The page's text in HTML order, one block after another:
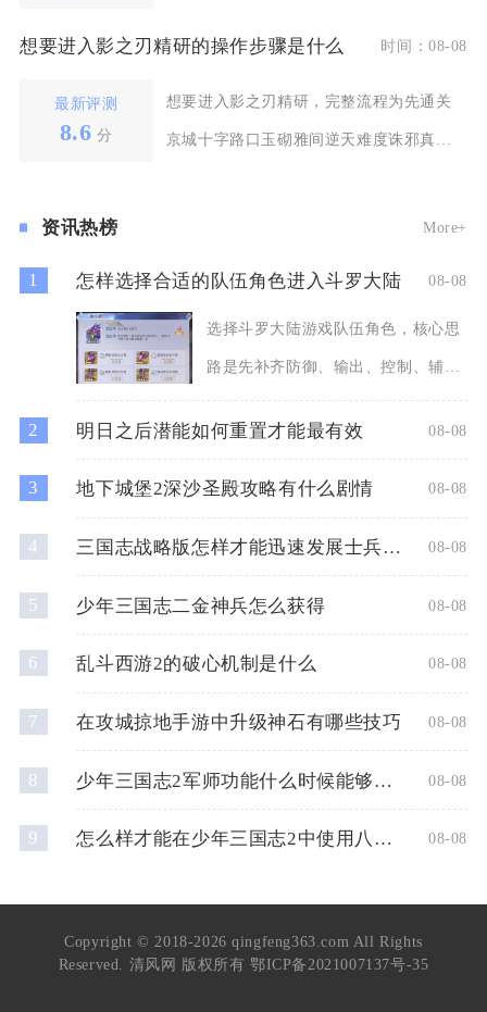
想要进入影之刃精研的操作步骤是什么 时间：08-08
最新评测
8.6 分
想要进入影之刃精研，完整流程为先通关
京城十字路口玉砌雅间逆天难度诛邪真人
资讯热榜 More+
1 怎样选择合适的队伍角色进入斗罗大陆 08-08
选择斗罗大陆游戏队伍角色，核心思
路是先补齐防御、输出、控制、辅助
四大职能缺口，再结合玩法场
2 明日之后潜能如何重置才能最有效 08-08
3 地下城堡2深沙圣殿攻略有什么剧情 08-08
4 三国志战略版怎样才能迅速发展士兵数量 08-08
5 少年三国志二金神兵怎么获得 08-08
6 乱斗西游2的破心机制是什么 08-08
7 在攻城掠地手游中升级神石有哪些技巧 08-08
8 少年三国志2军师功能什么时候能够使用 08-08
9 怎么样才能在少年三国志2中使用八卦奇阵 08-08
Copyright © 2018-2026 qingfeng363.com All Rights
Reserved. 清风网 版权所有 鄂ICP备2021007137号-35